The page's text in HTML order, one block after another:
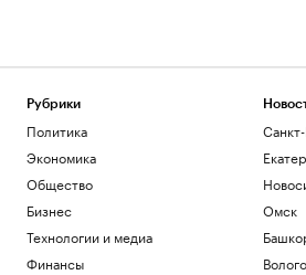
Рубрики
Политика
Экономика
Общество
Бизнес
Технологии и медиа
Финансы
Омск